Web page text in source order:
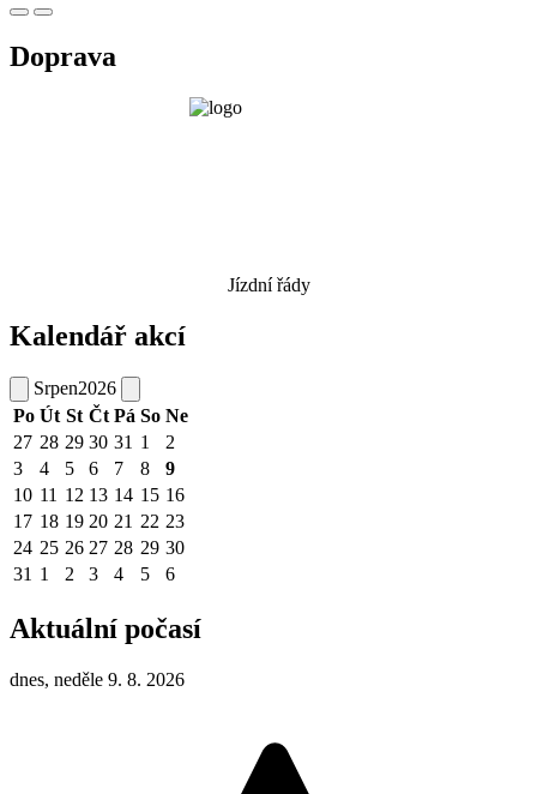
Doprava
Jízdní řády
Kalendář akcí
Srpen2026
Po Út St Čt Pá So Ne
27 28 29 30 31 1
2
3
4 5 6 7 8
9
10 11 12 13 14 15 16
17 18 19 20 21 22 23
24 25 26 27 28 29 30
31 1 2 3 4 5 6
Aktuální počasí
dnes, neděle 9. 8. 2026